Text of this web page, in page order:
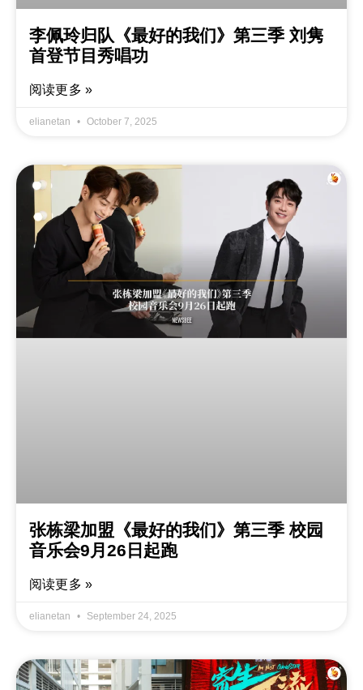
李佩玲归队《最好的我们》第三季 刘隽
首登节目秀唱功
阅读更多 »
elianetan October 7, 2025
张栋梁加盟《最好的我们》第三季 校园
音乐会9月26日起跑
阅读更多 »
elianetan September 24, 2025